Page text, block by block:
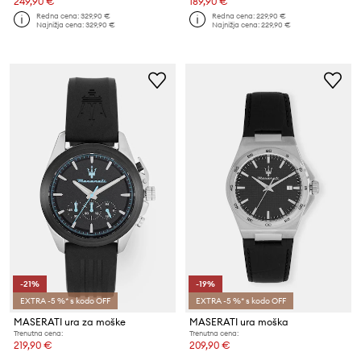
Redna cena:329,90 €
Najnižja cena:329,90 €
Redna cena:229,90 €
Najnižja cena:229,90 €
-21%
EXTRA -5 %* s kodo OFF
MASERATI ura za moške
Trenutna cena:
219,90 €
-19%
EXTRA -5 %* s kodo OFF
MASERATI ura moška
Trenutna cena:
209,90 €